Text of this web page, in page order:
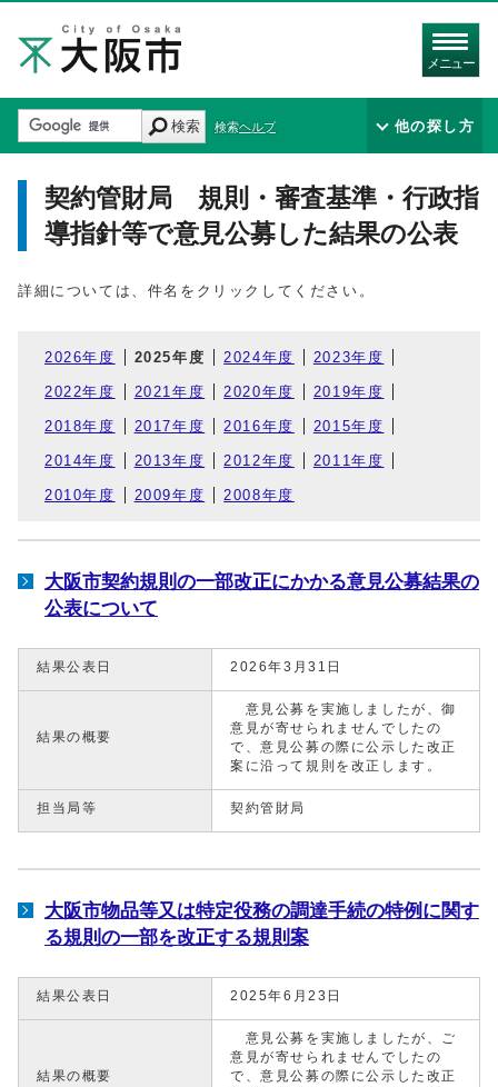
メニュー
検索 検索ヘルプ 他の探し方
契約管財局 規則・審査基準・行政指
導指針等で意見公募した結果の公表
詳細については、件名をクリックしてください。
2026年度 2025年度 2024年度 2023年度
2022年度 2021年度 2020年度 2019年度
2018年度 2017年度 2016年度 2015年度
2014年度 2013年度 2012年度 2011年度
2010年度 2009年度 2008年度
大阪市契約規則の一部改正にかかる意見公募結果の
公表について
結果公表日 2026年3月31日
結果の概要
意見公募を実施しましたが、御
意見が寄せられませんでしたの
で、意見公募の際に公示した改正
案に沿って規則を改正します。
担当局等 契約管財局
大阪市物品等又は特定役務の調達手続の特例に関す
る規則の一部を改正する規則案
結果公表日 2025年6月23日
結果の概要
意見公募を実施しましたが、ご
意見が寄せられませんでしたの
で、意見公募の際に公示した改正